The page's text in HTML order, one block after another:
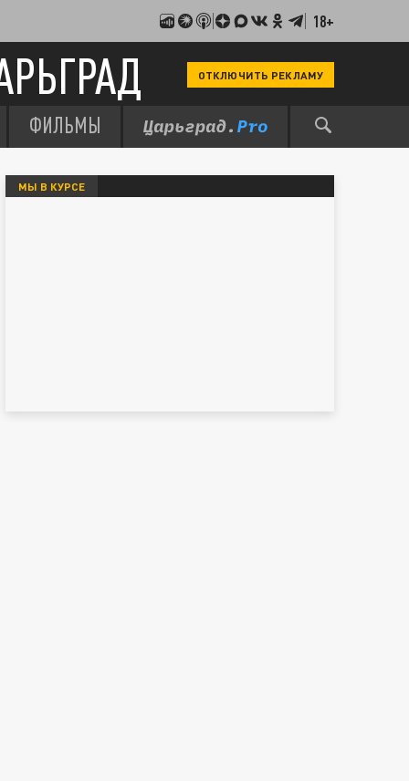
18+
ОТКЛЮЧИТЬ РЕКЛАМУ
ФИЛЬМЫ
МЫ В КУРСЕ